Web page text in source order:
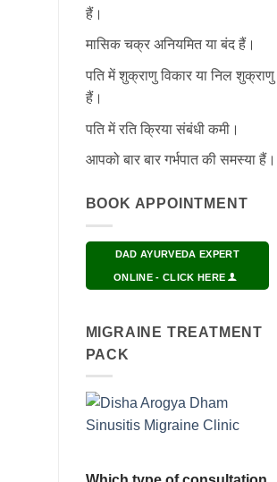
हैं।
मासिक चक्र अनियमित या बंद हैं।
पति में शुक्राणु विकार या निल शुक्राणु
हैं।
पति में रति क्रिया संबंधी कमी।
आपको बार बार गर्भपात की समस्या हैं।
BOOK APPOINTMENT
DAD AYURVEDA EXPERT
ONLINE - CLICK HERE
MIGRAINE TREATMENT
PACK